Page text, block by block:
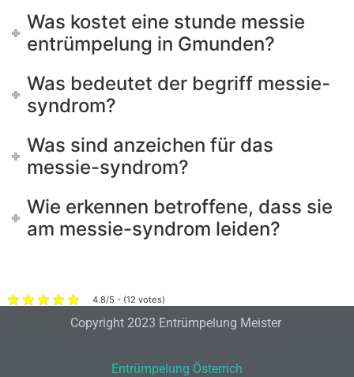
Was kostet eine stunde messie
entrümpelung in Gmunden?
Was bedeutet der begriff messie-
syndrom?
Was sind anzeichen für das
messie-syndrom?
Wie erkennen betroffene, dass sie
am messie-syndrom leiden?
4.8/5 - (12 votes)
Copyright 2023 Entrümpelung Meister
Entrümpelung Österrich